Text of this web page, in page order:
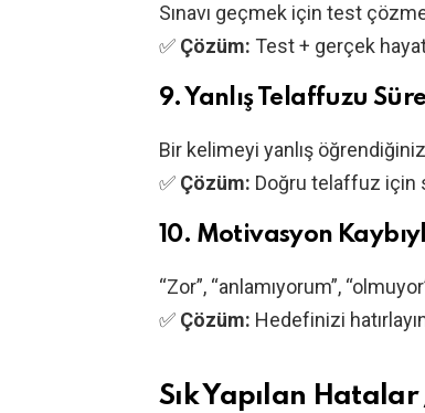
Sınavı geçmek için test
✅ Çözüm: Test + gerçek
9. Yanlış Telaffuzu
Bir kelimeyi yanlış
✅ Çözüm: Doğru telaffuz için
10. Motivasyon
“Zor”, “anlamıyorum”,
✅ Çözüm: Hedefinizi
Sık Yapılan